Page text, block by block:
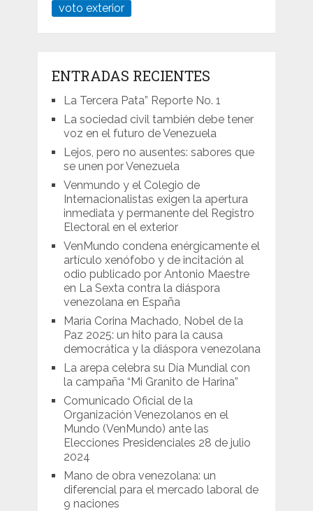
voto exterior
ENTRADAS RECIENTES
La Tercera Pata” Reporte No. 1
La sociedad civil también debe tener
voz en el futuro de Venezuela
Lejos, pero no ausentes: sabores que
se unen por Venezuela
Venmundo y el Colegio de
Internacionalistas exigen la apertura
inmediata y permanente del Registro
Electoral en el exterior
VenMundo condena enérgicamente el
artículo xenófobo y de incitación al
odio publicado por Antonio Maestre
en La Sexta contra la diáspora
venezolana en España
María Corina Machado, Nobel de la
Paz 2025: un hito para la causa
democrática y la diáspora venezolana
La arepa celebra su Día Mundial con
la campaña “Mi Granito de Harina”
Comunicado Oficial de la
Organización Venezolanos en el
Mundo (VenMundo) ante las
Elecciones Presidenciales 28 de julio
2024
Mano de obra venezolana: un
diferencial para el mercado laboral de
9 naciones